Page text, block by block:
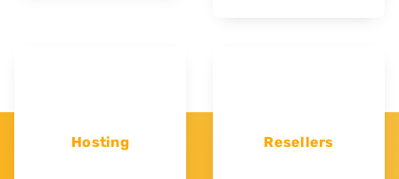
Hosting Resellers